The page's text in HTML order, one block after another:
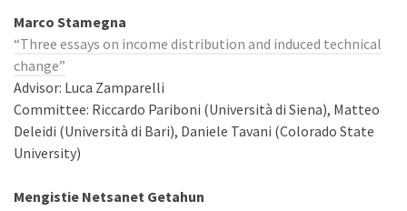
Marco Stamegna
“Three essays on income distribution and induced technical
change”
Advisor: Luca Zamparelli
Committee: Riccardo Pariboni (Università di Siena), Matteo
Deleidi (Università di Bari), Daniele Tavani (Colorado State
University)
Mengistie Netsanet Getahun